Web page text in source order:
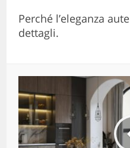
Perché l’eleganza
dettagli.